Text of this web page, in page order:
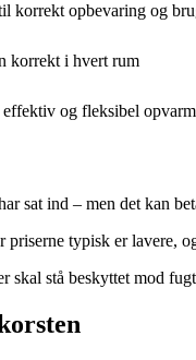
korrekt opbevaring og
korrekt i hvert rum
og fleksibel
sat ind – men det kan
typisk er lavere,
skal stå beskyttet mod